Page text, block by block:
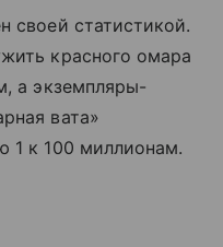
своей статистикой.
красного омара
а экземпляры-
вата»
1 к 100 миллионам.